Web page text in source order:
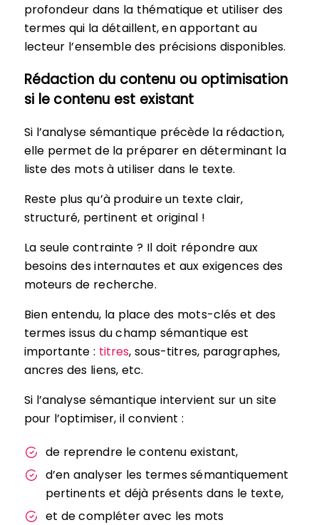
profondeur dans la thématique et utiliser des
termes qui la détaillent, en apportant au
lecteur l’ensemble des précisions disponibles.
Rédaction du contenu ou optimisation
si le contenu est existant
Si l’analyse sémantique précède la rédaction,
elle permet de la préparer en déterminant la
liste des mots à utiliser dans le texte.
Reste plus qu’à produire un texte clair,
structuré, pertinent et original !
La seule contrainte ? Il doit répondre aux
besoins des internautes et aux exigences des
moteurs de recherche.
Bien entendu, la place des mots-clés et des
termes issus du champ sémantique est
importante : titres, sous-titres, paragraphes,
ancres des liens, etc.
Si l’analyse sémantique intervient sur un site
pour l’optimiser, il convient :
de reprendre le contenu existant,
d’en analyser les termes sémantiquement
pertinents et déjà présents dans le texte,
et de compléter avec les mots